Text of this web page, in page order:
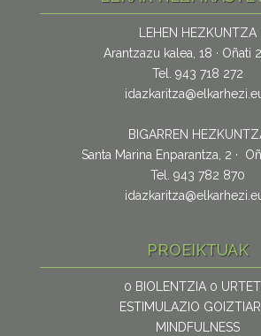
LEHEN HEZKUNTZA
Arantzazu kalea, 18 · Oñati
Tel. 943 718 272
BIGARREN
Santa Marina Enparantza, 2 ·
Tel. 943 782 870
PROEIKTUAK
0 BIOLENTZIA 0
ESTIMULAZIO
MINDFULNESS